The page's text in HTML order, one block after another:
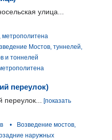
улица...
метрополитена
Мостов, туннелей,
и тоннелей
переулок)
переулок... [показать
•
Возведение мостов,
наружных